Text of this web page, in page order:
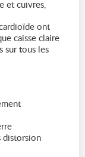
et cuivres,
ont
caisse claire
sur tous les
distorsion